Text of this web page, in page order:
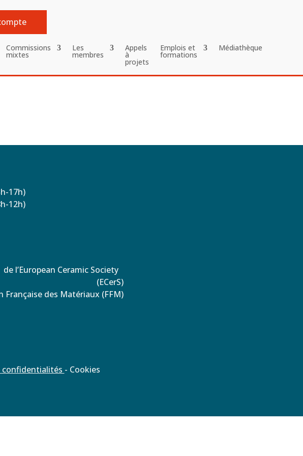
Commissions
mixtes
Les
membres
Appels
à
projets
Emplois et
formations
Médiathèque
17h)
12h)
l’European Ceramic Society
(ECerS)
Française des Matériaux (FFM)
confidentialités - Cookies